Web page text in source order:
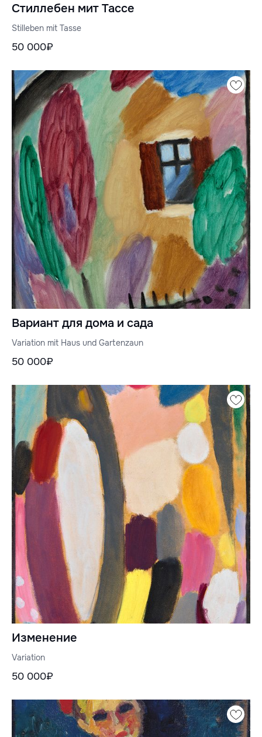
Стиллебен мит Тассе
Stilleben mit Tasse
50 000₽
Вариант для дома и сада
Variation mit Haus und Gartenzaun
50 000₽
Изменение
Variation
50 000₽